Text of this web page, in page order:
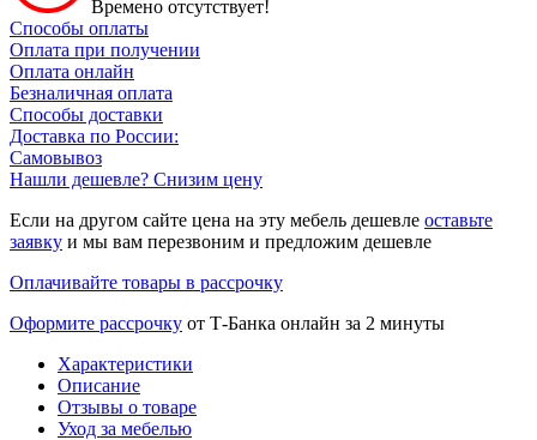
Времено отсутствует!
Способы оплаты
Оплата при получении
Оплата онлайн
Безналичная оплата
Способы доставки
Доставка по России:
Самовывоз
Нашли дешевле? Снизим цену
Если на другом сайте цена на эту мебель дешевле оставьте
заявку и мы вам перезвоним и предложим дешевле
Оплачивайте товары в рассрочку
Оформите рассрочку от Т-Банка онлайн за 2 минуты
Характеристики
Описание
Отзывы о товаре
Уход за мебелью